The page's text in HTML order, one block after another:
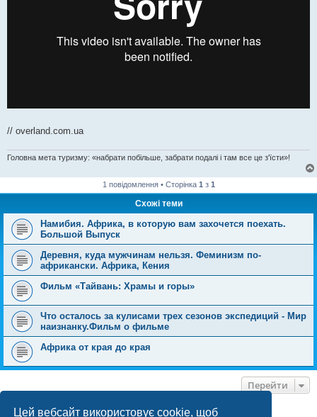
Цей вебсайт використовує cookie, щоб
// overland.com.ua
Головна мета туризму: «набрати побільше, забрати подалі і там все це з'їсти»!
1 повідомлення • Сторінка 1 з 1
Схожі теми
Намибия. Африка, в которую вам захочется поехать.
Большой Выпуск
Деревня, куда мужчинам нельзя. Феминизм по-
африкански. Африка, Кения
Фильм «Тайвань: Храмы и горы»
Что осталось за кулисами трех сезонов экспедиций - Мир
наизнанку.Фильм о фильме
Африка от края до края
Перейти
ХТО ЗАРАЗ ОНЛАЙН